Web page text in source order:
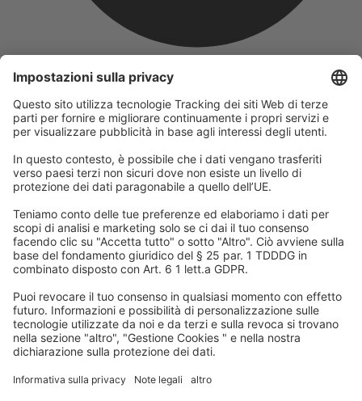
L'azienda
Facciamo parte del Gruppo REWE e della sua divisione turistica
DERTOUR Group. Questo ci rende uno dei maggiori gruppi
turistici in Europa.
© 2026A-ROSA Hotels
Stampa
Protezione dei dati